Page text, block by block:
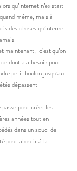
qu’internet n’existait
même, mais à
des choses qu’internet
maintenant,  c’est qu’on
dont a a besoin pour
petit boulon jusqu’au
dépassent
pour créer les
années tout en
dans un souci de
pour aboutir à la